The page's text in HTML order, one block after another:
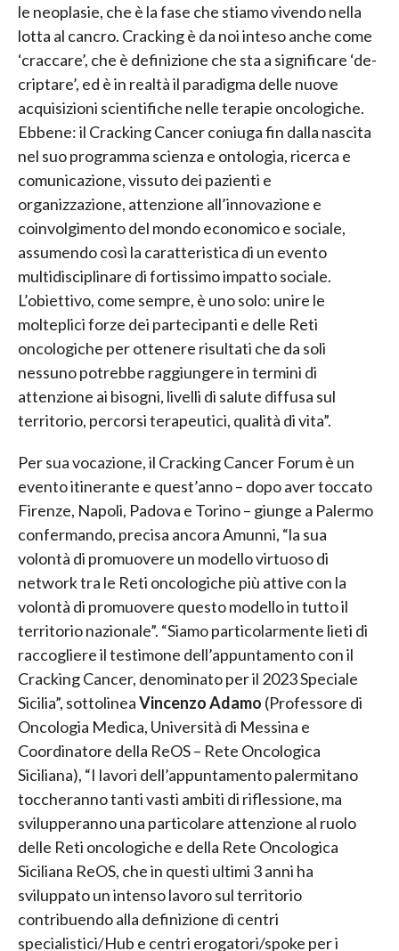
le neoplasie, che è la fase che stiamo vivendo nella
lotta al cancro. Cracking è da noi inteso anche come
‘craccare’, che è definizione che sta a significare ‘de-
criptare’, ed è in realtà il paradigma delle nuove
acquisizioni scientifiche nelle terapie oncologiche.
Ebbene: il Cracking Cancer coniuga fin dalla nascita
nel suo programma scienza e ontologia, ricerca e
comunicazione, vissuto dei pazienti e
organizzazione, attenzione all’innovazione e
coinvolgimento del mondo economico e sociale,
assumendo così la caratteristica di un evento
multidisciplinare di fortissimo impatto sociale.
L’obiettivo, come sempre, è uno solo: unire le
molteplici forze dei partecipanti e delle Reti
oncologiche per ottenere risultati che da soli
nessuno potrebbe raggiungere in termini di
attenzione ai bisogni, livelli di salute diffusa sul
territorio, percorsi terapeutici, qualità di vita”.
Per sua vocazione, il Cracking Cancer Forum è un
evento itinerante e quest’anno – dopo aver toccato
Firenze, Napoli, Padova e Torino – giunge a Palermo
confermando, precisa ancora Amunni, “la sua
volontà di promuovere un modello virtuoso di
network tra le Reti oncologiche più attive con la
volontà di promuovere questo modello in tutto il
territorio nazionale”. “Siamo particolarmente lieti di
raccogliere il testimone dell’appuntamento con il
Cracking Cancer, denominato per il 2023 Speciale
Sicilia”, sottolineaVincenzo Adamo (Professore di
Oncologia Medica, Università di Messina e
Coordinatore della ReOS – Rete Oncologica
Siciliana), “I lavori dell’appuntamento palermitano
toccheranno tanti vasti ambiti di riflessione, ma
svilupperanno una particolare attenzione al ruolo
delle Reti oncologiche e della Rete Oncologica
Siciliana ReOS, che in questi ultimi 3 anni ha
sviluppato un intenso lavoro sul territorio
contribuendo alla definizione di centri
specialistici/Hub e centri erogatori/spoke per i